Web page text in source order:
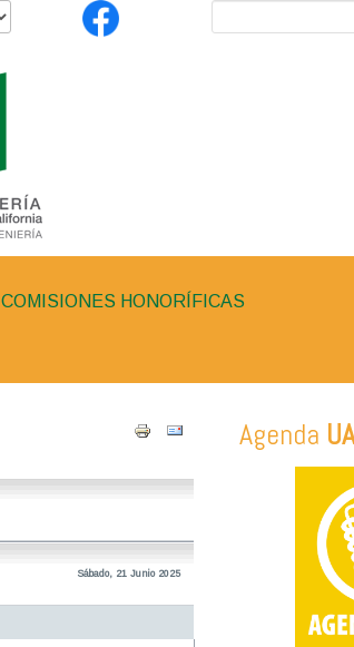
COMISIONES HONORÍFICAS
Sábado, 21 Junio 2025
Agenda